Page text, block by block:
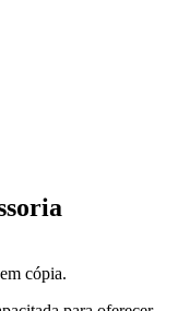
cópia.